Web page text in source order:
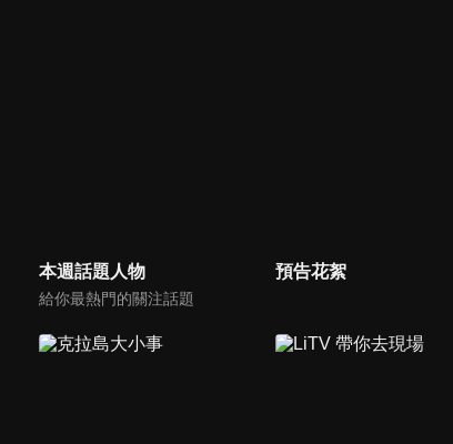
本週話題人物
給你最熱門的關注話題
預告花絮